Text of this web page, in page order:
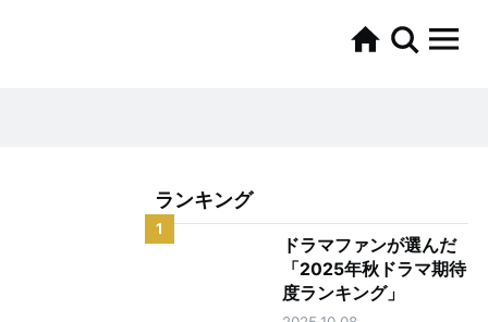
ランキング
1
ドラマファンが選んだ
「2025年秋ドラマ期待
度ランキング」